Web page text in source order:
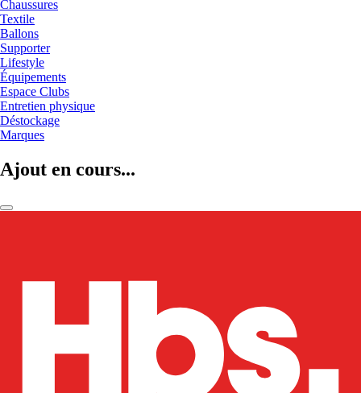
Chaussures
Textile
Ballons
Supporter
Lifestyle
Équipements
Espace Clubs
Entretien physique
Déstockage
Marques
Ajout en cours...